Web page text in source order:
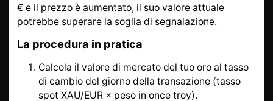
€ e il prezzo è aumentato, il suo valore attuale
potrebbe superare la soglia di segnalazione.
La procedura in pratica
Calcola il valore di mercato del tuo oro al tasso
di cambio del giorno della transazione (tasso
spot XAU/EUR × peso in once troy).